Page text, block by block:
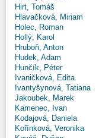
Hirt, Tomáš
Hlavačková, Miriam
Holec, Roman
Hollý, Karol
Hruboň, Anton
Hudek, Adam
Hunčík, Péter
Ivaničková, Edita
Ivantyšynová, Tatiana
Jakoubek, Marek
Kamenec, Ivan
Kodajová, Daniela
Kořínková, Veronika